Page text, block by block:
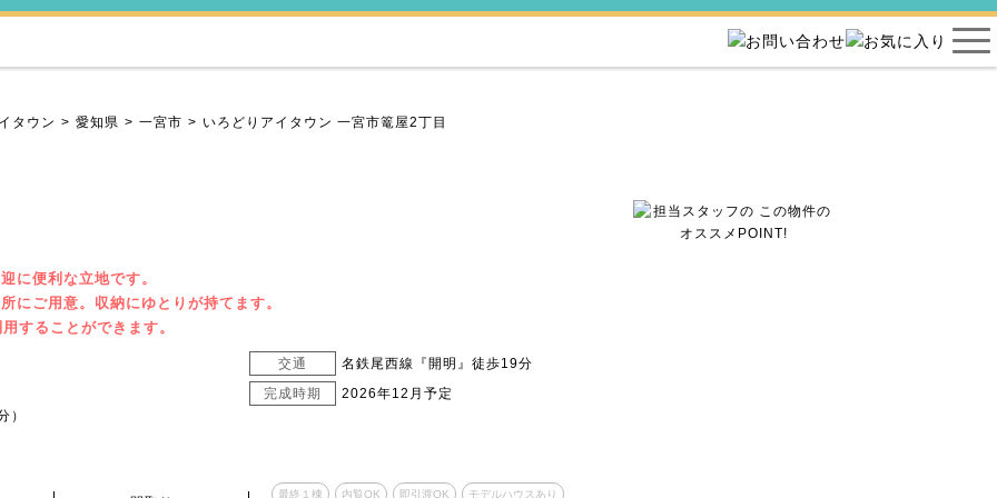
タウン 愛知県 一宮市 いろどりアイタウン 一宮市篭屋2丁目
に便利な立地です。
にご用意。収納にゆとりが持てます。
することができます。
交通 名鉄尾西線『開明』徒歩19分
）
完成時期 2026年12月予定
最終１棟 内覧OK 即引渡OK モデルハウスあり